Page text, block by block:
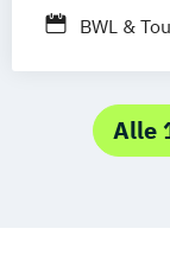
Medien-
Sales
BWL &
Marketing
Alle